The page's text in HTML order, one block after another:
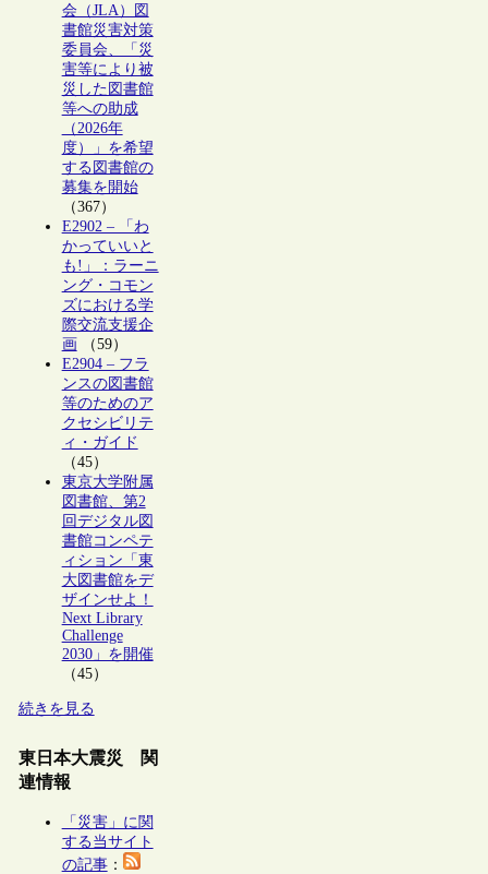
会（JLA）図
書館災害対策
委員会、「災
害等により被
災した図書館
等への助成
（2026年
度）」を希望
する図書館の
募集を開始
（367）
E2902 – 「わ
かっていいと
も!」：ラーニ
ング・コモン
ズにおける学
際交流支援企
画 （59）
E2904 – フラ
ンスの図書館
等のためのア
クセシビリテ
ィ・ガイド
（45）
東京大学附属
図書館、第2
回デジタル図
書館コンペテ
ィション「東
大図書館をデ
ザインせよ！
Next Library
Challenge
2030」を開催
（45）
続きを見る
東日本大震災 関
連情報
「災害」に関
する当サイト
の記事：